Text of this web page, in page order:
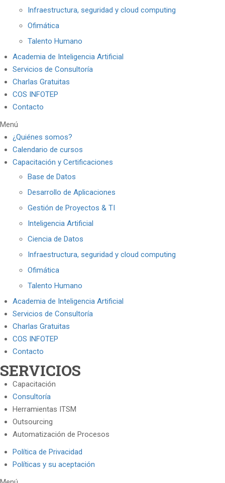
Infraestructura, seguridad y cloud computing
Ofimática
Talento Humano
Academia de Inteligencia Artificial
Servicios de Consultoría
Charlas Gratuitas
COS INFOTEP
Contacto
Menú
¿Quiénes somos?
Calendario de cursos
Capacitación y Certificaciones
Base de Datos
Desarrollo de Aplicaciones
Gestión de Proyectos & TI
Inteligencia Artificial
Ciencia de Datos
Infraestructura, seguridad y cloud computing
Ofimática
Talento Humano
Academia de Inteligencia Artificial
Servicios de Consultoría
Charlas Gratuitas
COS INFOTEP
Contacto
SERVICIOS
Capacitación
Consultoría
Herramientas ITSM
Outsourcing
Automatización de Procesos
Política de Privacidad
Políticas y su aceptación